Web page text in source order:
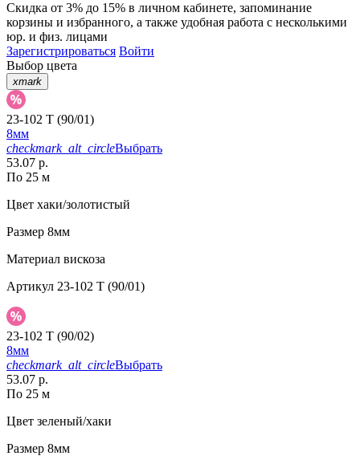
Скидка от 3% до 15% в личном кабинете, запоминание
корзины и избранного, а также удобная работа с несколькими
юр. и физ. лицами
Зарегистрироваться Войти
Выбор цвета
xmark
23-102 T (90/01)
8мм
checkmark_alt_circleВыбрать
53.07 р.
По 25 м
Цвет хаки/золотистый
Размер 8мм
Материал вискоза
Артикул 23-102 T (90/01)
23-102 T (90/02)
8мм
checkmark_alt_circleВыбрать
53.07 р.
По 25 м
Цвет зеленый/хаки
Размер 8мм